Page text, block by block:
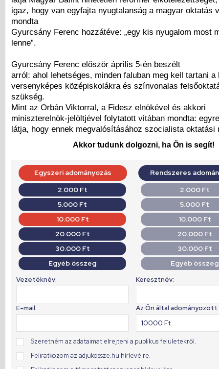
igaz, hogy van egyfajta nyugtalanság a magyar oktatás
mondta
Gyurcsány Ferenc hozzátéve: „egy kis nyugalom most
lenne”.
Gyurcsány Ferenc először április 5-én beszélt
arról: ahol lehetséges, minden faluban meg kell tartani
versenyképes középiskolákra és színvonalas
szükség.
Mint az Orbán Viktorral, a Fidesz elnökével és akkori
miniszterelnök-jelöltjével folytatott vitában mondta:
látja, hogy ennek megvalósításához szocialista oktatási
Akkor tudunk dolgozni, ha Ön is segít!